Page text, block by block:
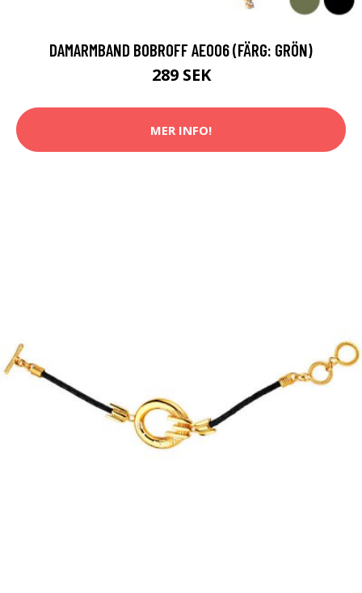
DAMARMBAND BOBROFF AE006 (FÄRG: GRÖN)
289 SEK
MER INFO!